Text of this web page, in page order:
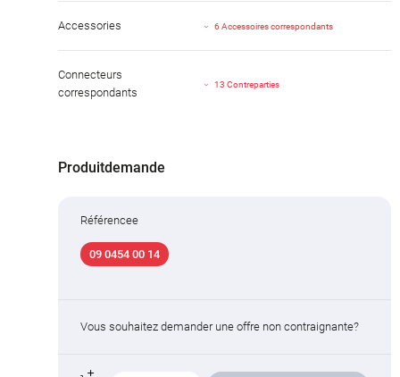
Accessories 6 Accessoires correspondants
Connecteurs
correspondants
13 Contreparties
Produitdemande
Référencee
09 0454 00 14
Vous souhaitez demander une offre non contraignante?